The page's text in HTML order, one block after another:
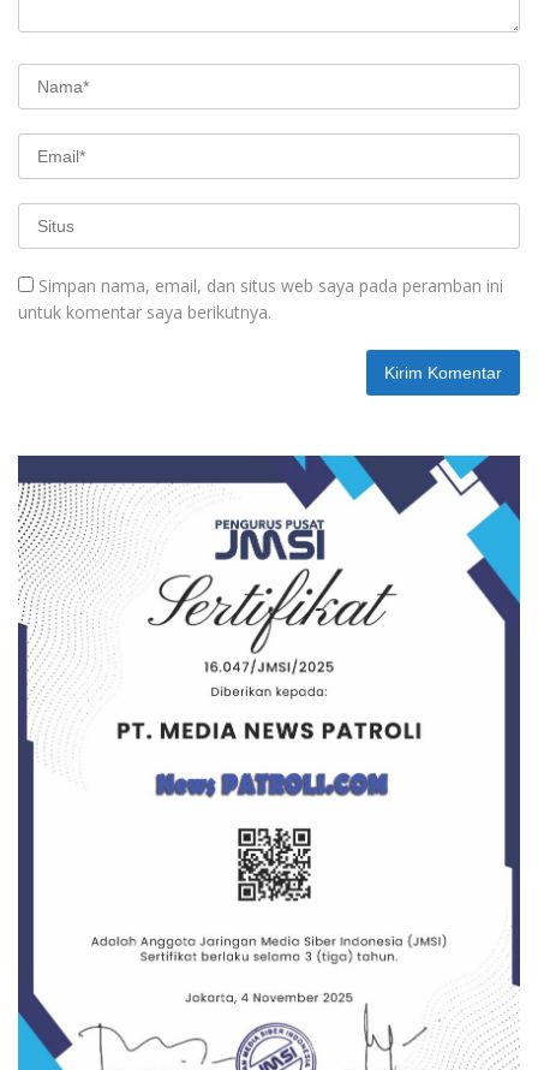
Simpan nama, email, dan situs web saya pada peramban ini
untuk komentar saya berikutnya.